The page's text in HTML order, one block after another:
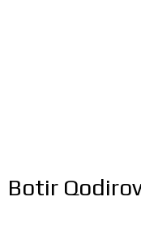
Botir